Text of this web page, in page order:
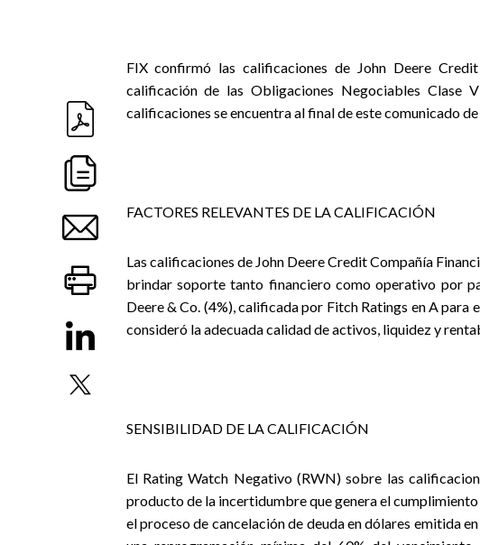
FIX confirmó las calificaciones de John Deere
calificación de las Obligaciones Negociables
calificaciones se encuentra al final de este comunicado de
FACTORES RELEVANTES DE LA CALIFICACIÓN
Las calificaciones de John Deere Credit Compañía
brindar soporte tanto financiero como operativo por
Deere & Co. (4%), calificada por Fitch Ratings en A
consideró la adecuada calidad de activos, liquidez y
SENSIBILIDAD DE LA CALIFICACIÓN
El Rating Watch Negativo (RWN) sobre las
producto de la incertidumbre que genera el
el proceso de cancelación de deuda en dólares emitida